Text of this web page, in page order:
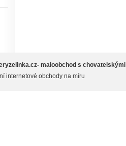
maloobchod s
internetové obchody na míru